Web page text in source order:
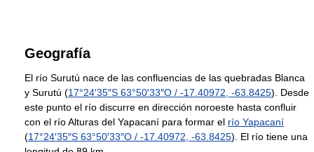
Geografía
El río Surutú nace de las confluencias de las quebradas Blanca
y Surutú (17°24′35″S 63°50′33″O / -17.40972 -63.8425). Desde
este punto el río discurre en dirección noroeste hasta confluir
con el río Alturas del Yapacaní para formar el río Yapacaní
(17°24′35″S 63°50′33″O / -17.40972 -63.8425). El río tiene una